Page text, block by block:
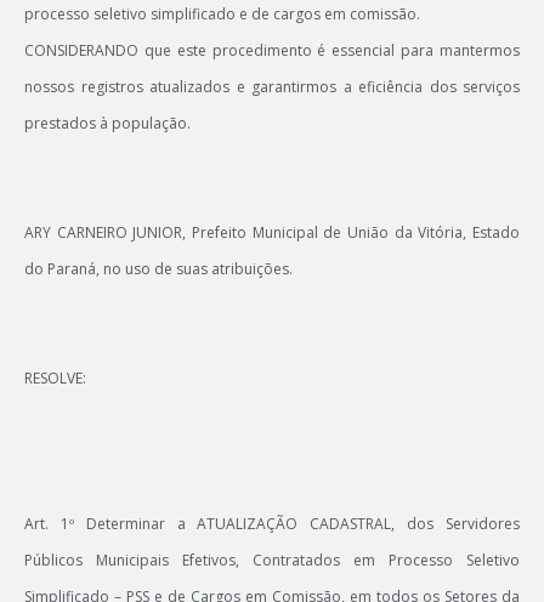
processo seletivo simplificado e de cargos em comissão.
CONSIDERANDO que este procedimento é essencial para mantermos
nossos registros atualizados e garantirmos a eficiência dos serviços
prestados à população.
ARY CARNEIRO JUNIOR, Prefeito Municipal de União da Vitória, Estado
do Paraná, no uso de suas atribuições.
RESOLVE:
Art. 1º Determinar aATUALIZAÇÃO CADASTRAL, dos Servidores
Públicos Municipais Efetivos, Contratados em Processo Seletivo
Simplificado – PSS e de Cargos em Comissão, em todos os Setores da